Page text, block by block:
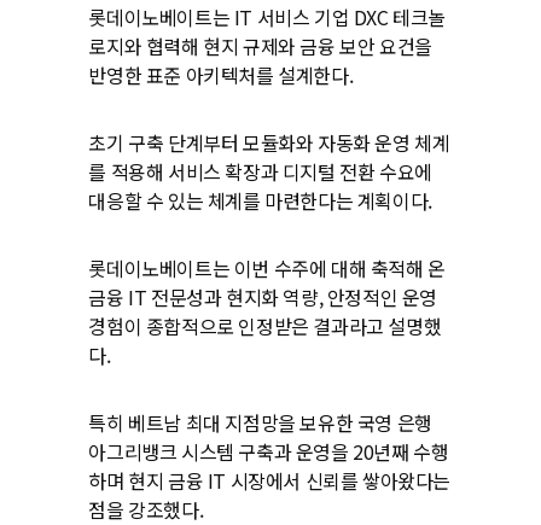
롯데이노베이트는 IT 서비스 기업 DXC 테크놀
로지와 협력해 현지 규제와 금융 보안 요건을
반영한 표준 아키텍처를 설계한다.
초기 구축 단계부터 모듈화와 자동화 운영 체계
를 적용해 서비스 확장과 디지털 전환 수요에
대응할 수 있는 체계를 마련한다는 계획이다.
롯데이노베이트는 이번 수주에 대해 축적해 온
금융 IT 전문성과 현지화 역량, 안정적인 운영
경험이 종합적으로 인정받은 결과라고 설명했
다.
특히 베트남 최대 지점망을 보유한 국영 은행
아그리뱅크 시스템 구축과 운영을 20년째 수행
하며 현지 금융 IT 시장에서 신뢰를 쌓아왔다는
점을 강조했다.